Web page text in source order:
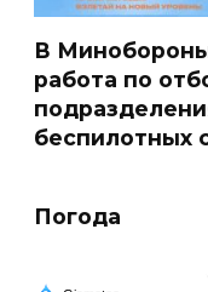
В
работа по
беспилотных
Погода